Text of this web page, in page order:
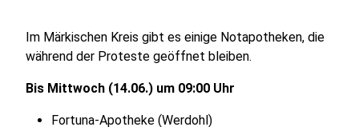
Im Märkischen Kreis gibt es einige Notapotheken, die
während der Proteste geöffnet bleiben.
Bis Mittwoch (14.06.) um 09:00 Uhr
Fortuna-Apotheke (Werdohl)